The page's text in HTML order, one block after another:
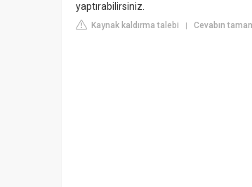
yaptırabilirsiniz.
Kaynak kaldırma talebi Cevabın